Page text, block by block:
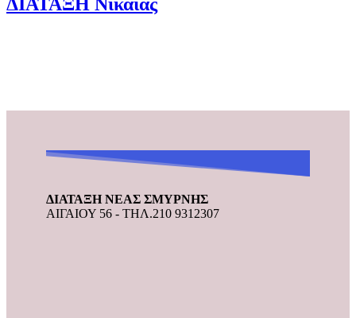
ΔΙΑΤΑΞΗ ΝΕΑΣ ΣΜΥΡΝΗΣ
ΑΙΓΑΙΟΥ 56 - ΤΗΛ.210 9312307